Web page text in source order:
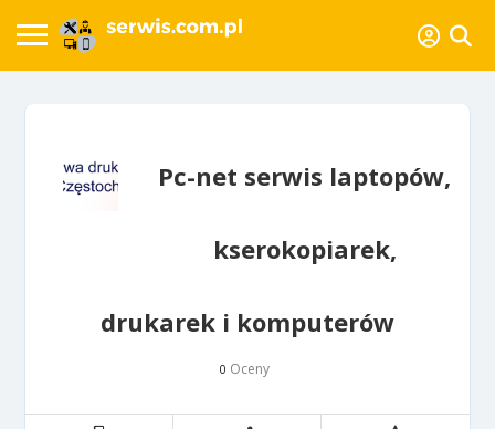
Pc-net serwis laptopów,
kserokopiarek,
drukarek i komputerów
0 Oceny